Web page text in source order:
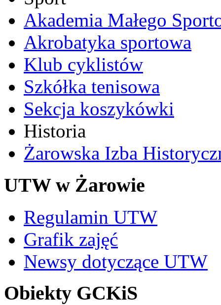
Akademia Małego
Akrobatyka sportowa
Klub cyklistów
Szkółka tenisowa
Sekcja koszykówki
Historia
Żarowska Izba
UTW w Żarowie
Regulamin UTW
Grafik zajęć
Newsy dotyczące UTW
Obiekty GCKiS